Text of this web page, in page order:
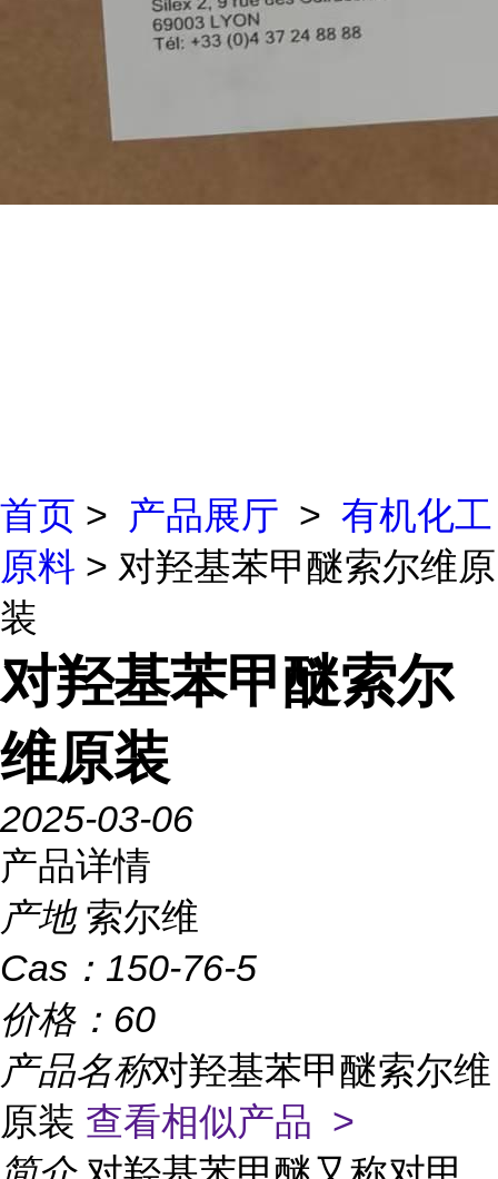
首页 > 产品展厅 > 有机化工
原料 > 对羟基苯甲醚索尔维原
装
对羟基苯甲醚索尔
维原装
2025-03-06
产品详情
产地 索尔维
Cas： 150-76-5
价格： 60
产品名称对羟基苯甲醚索尔维
原装 查看相似产品 >